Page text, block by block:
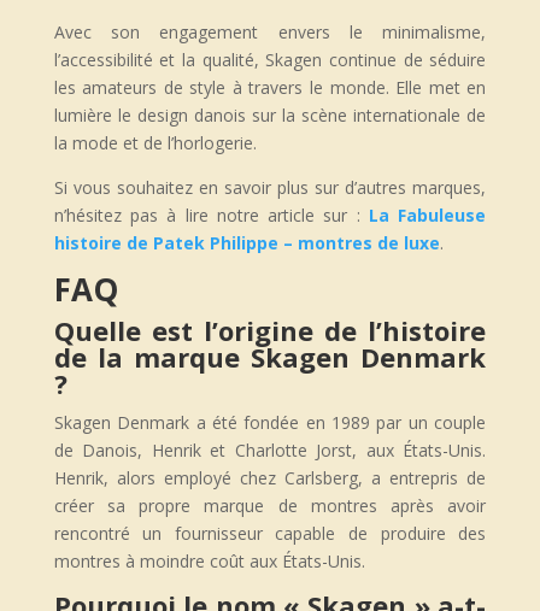
Avec son engagement envers le minimalisme,
l’accessibilité et la qualité, Skagen continue de séduire
les amateurs de style à travers le monde. Elle met en
lumière le design danois sur la scène internationale de
la mode et de l’horlogerie.
Si vous souhaitez en savoir plus sur d’autres marques,
n’hésitez pas à lire notre article sur : La Fabuleuse
histoire de Patek Philippe – montres de luxe.
FAQ
Quelle est l’origine de l’histoire
de la marque Skagen Denmark
?
Skagen Denmark a été fondée en 1989 par un couple
de Danois, Henrik et Charlotte Jorst, aux États-Unis.
Henrik, alors employé chez Carlsberg, a entrepris de
créer sa propre marque de montres après avoir
rencontré un fournisseur capable de produire des
montres à moindre coût aux États-Unis.